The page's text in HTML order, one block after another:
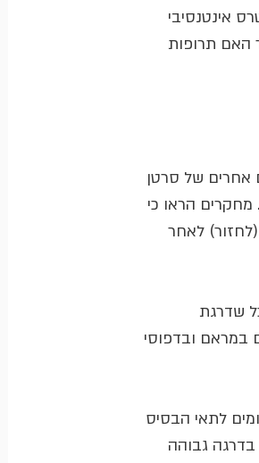
אינטנסיבי
האם תרופות
אחרים של סרטן
הראו כי
לאחר
שדרגת
במראם ובדפוסי
לתאי הבסיס
בדרגה גבוהה